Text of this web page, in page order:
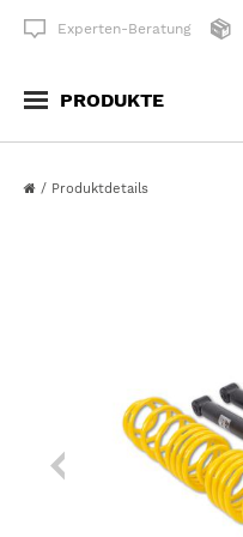
Experten-Beratung
PRODUKTE
FAHRWERKSTECHNIK
Fahrwerkszubehör
FLÜGELTÜREN
/ Produktdetails